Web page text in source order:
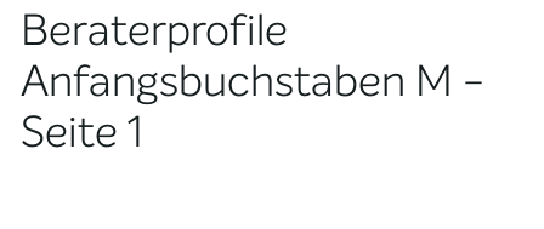
Beraterprofile
Anfangsbuchstaben M -
Seite 1